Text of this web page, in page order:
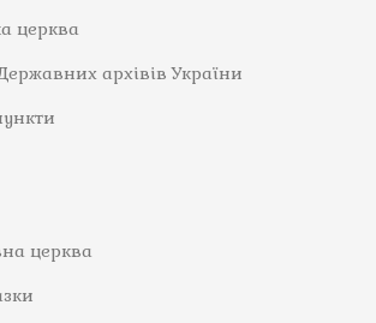
церква
архівів України
церква